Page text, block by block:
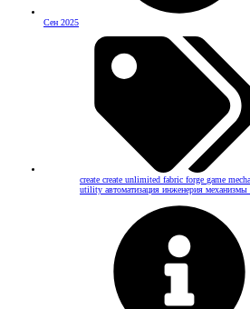
Сен 2025
create create unlimited fabric forge game
utility автоматизация инженерия механизмы